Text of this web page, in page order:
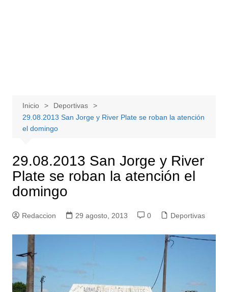
Inicio
Deportivas
29.08.2013 San Jorge y River Plate se roban la atención
el domingo
29.08.2013 San Jorge y River
Plate se roban la atención el
domingo
Redaccion 29 agosto, 2013 0 Deportivas